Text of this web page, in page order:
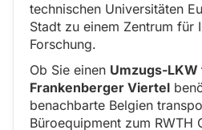
technischen Universitäten
Stadt zu einem Zentrum für
Forschung.
Ob Sie einen Umzugs-LKW
Frankenberger Viertel
benachbarte Belgien
Büroequipment zum RWTH